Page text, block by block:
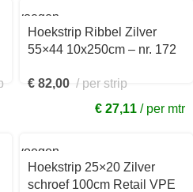
Toevoegen
winkelwagen
Hoekstrip Ribbel Zilver
55×44 10x250cm – nr. 172
€ 82,00
per strip
€ 27,11
per mtr
Toevoegen
winkelwagen
Hoekstrip 25×20 Zilver
schroef 100cm Retail VPE